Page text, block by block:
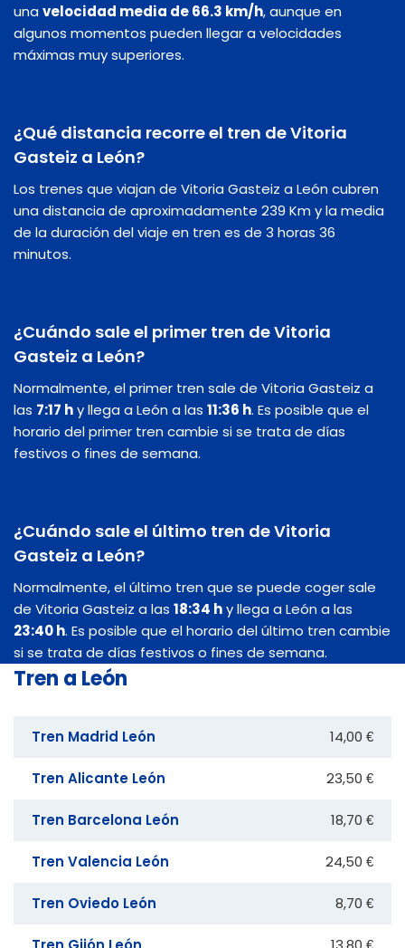
unavelocidad media de 66.3 km/h, aunque en
algunos momentos pueden llegar a velocidades
máximas muy superiores.
¿Qué distancia recorre el tren de Vitoria
Gasteiz a León?
Los trenes que viajan de Vitoria Gasteiz a León cubren
una distancia de aproximadamente 239 Km y la media
de la duración del viaje en tren es de 3 horas 36
minutos.
¿Cuándo sale el primer tren de Vitoria
Gasteiz a León?
Normalmente, el primer tren sale de Vitoria Gasteiz a
las 7:17 hy llega a León a las 11:36 h. Es posible que el
horario del primer tren cambie si se trata de días
festivos o fines de semana.
¿Cuándo sale el último tren de Vitoria
Gasteiz a León?
Normalmente, el último tren que se puede coger sale
de Vitoria Gasteiz a las 18:34 hy llega a León a las
23:40 h. Es posible que el horario del último tren cambie
si se trata de días festivos o fines de semana.
Tren a León
Tren Madrid León 14,00 €
Tren Alicante León 23,50 €
Tren Barcelona León 18,70 €
Tren Valencia León 24,50 €
Tren Oviedo León 8,70 €